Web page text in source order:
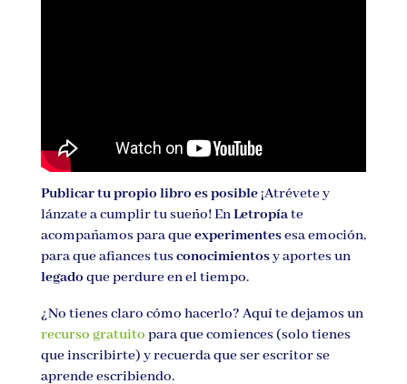
Publicar tu propio libro es posible¡Atrévete y
lánzate a cumplir tu sueño! EnLetropíate
acompañamos para queexperimentesesa emoción,
para que afiances tus conocimientosy aportes un
legado que perdure en el tiempo.
¿No tienes claro cómo hacerlo? Aquí te dejamos un
recurso gratuito para que comiences (solo tienes
que inscribirte) y recuerda que ser escritor se
aprende escribiendo.